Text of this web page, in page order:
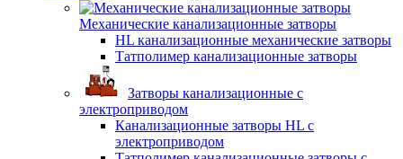
Механические канализационные затворы
HL канализационные механические затворы
Татполимер канализационные затворы
Затворы канализационные с
электроприводом
Канализационные затворы HL с
электроприводом